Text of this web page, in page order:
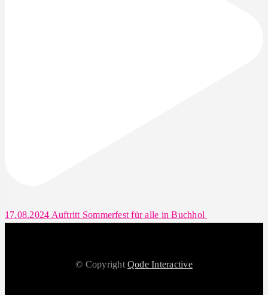
17.08.2024 Auftritt Sommerfest für alle in Buchhol
© CopyrightQode Interactive